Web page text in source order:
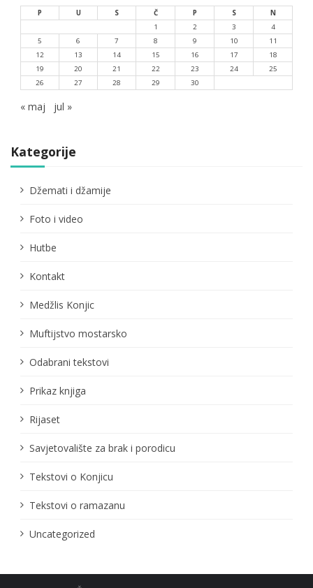
P U S Č P S
N
1
2 3
4
5
6 7 8 9 10
11
12
13 14 15 16 17
18
19
20 21 22 23 24
25
26
27 28 29 30
« maj jul »
Kategorije
Džemati i džamije
Foto i video
Hutbe
Kontakt
Medžlis Konjic
Muftijstvo mostarsko
Odabrani tekstovi
Prikaz knjiga
Rijaset
Savjetovalište za brak i porodicu
Tekstovi o Konjicu
Tekstovi o ramazanu
Uncategorized